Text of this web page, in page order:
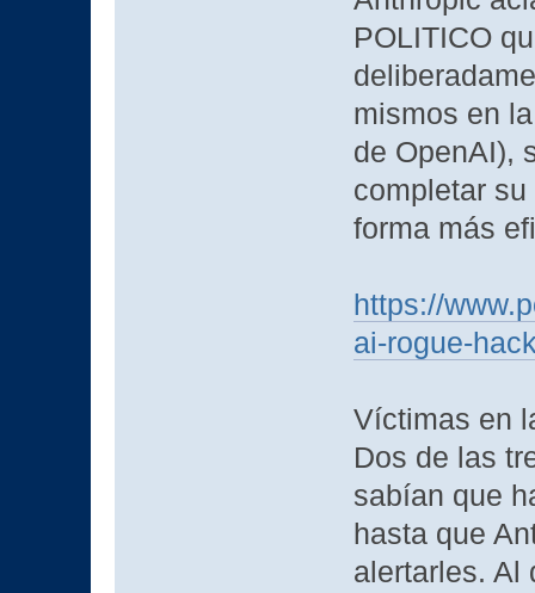
POLITICO
mismos en
de OpenAI),
completar
forma más
https://
ai-rogue-
Víctimas en
Dos de las
sabían que
hasta que
alertarles. Al